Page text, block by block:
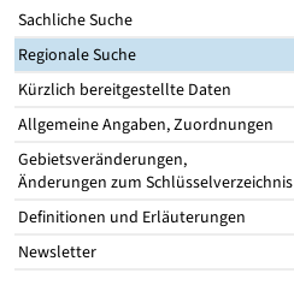
Sachliche Suche
Regionale Suche
Kürzlich bereitgestellte Daten
Allgemeine Angaben, Zuordnungen
Gebietsveränderungen,
Änderungen zum Schlüsselverzeichnis
Definitionen und Erläuterungen
Newsletter